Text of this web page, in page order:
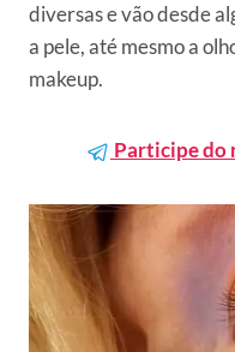
diversas e vão desde
a pele, até mesmo a
makeup.
Participe do